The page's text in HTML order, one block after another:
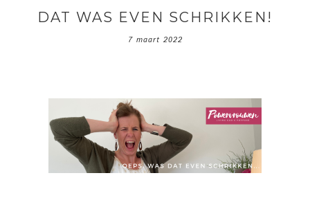
DAT WAS EVEN SCHRIKKEN!
7 maart 2022